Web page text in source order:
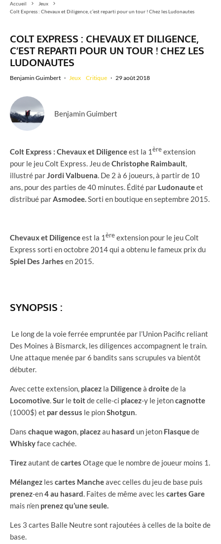
Accueil
Jeux
Colt Express : Chevaux et Diligence, c’est reparti pour un tour ! Chez les Ludonautes
COLT EXPRESS : CHEVAUX ET DILIGENCE,
C’EST REPARTI POUR UN TOUR ! CHEZ LES
LUDONAUTES
Benjamin Guimbert · Jeux Critique · 29 août 2018
Benjamin Guimbert
Colt Express : Chevaux et Diligenceest la 1 ère extension
pour le jeu Colt Express. Jeu deChristophe Raimbault,
illustré parJordi Valbuena. De 2 à 6 joueurs, à partir de 10
ans, pour des parties de 40 minutes. Édité par Ludonauteet
distribué parAsmodee.Sorti en boutique en septembre 2015.
Chevauxet Diligenceest la 1 ère extension pour le jeu Colt
Express sorti en octobre 2014 qui a obtenu le fameux prix du
Spiel Des Jarhes en 2015.
SYNOPSIS :
Le long de la voie ferrée empruntée par l’Union Pacific reliant
Des Moines à Bismarck, les diligences accompagnent le train.
Une attaque menée par 6 bandits sans scrupules va bientôt
débuter.
Avec cette extension, placez la Diligenceà droitede la
Locomotive.Sur letoitde celle-ci placez-y le jetoncagnotte
(1000$) et pardessus le pionShotgun.
Dans chaquewagon, placezau hasard un jeton Flasquede
Whiskyface cachée.
Tirezautant decartes Otage que le nombre de joueur moins 1.
Mélangez les cartes Mancheavec celles du jeu de base puis
prenez-en4 au hasard. Faites de même avec les cartes Gare
mais n’en prenezqu’uneseule.
Les 3 cartes Balle Neutre sont rajoutées à celles de la boite de
base.